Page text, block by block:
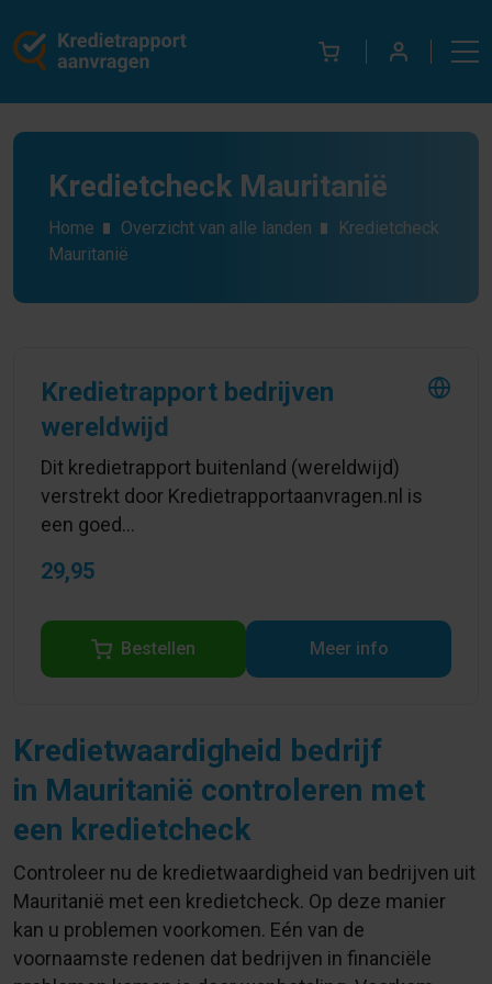
Kredietcheck Mauritanië
Home Overzicht van alle landen
Kredietcheck
Mauritanië
Kredietrapport bedrijven
wereldwijd
Dit kredietrapport buitenland (wereldwijd)
verstrekt door Kredietrapportaanvragen.nl is
een goed...
29,95
Bestellen Meer info
Kredietwaardigheid bedrijf
in Mauritanië controleren met
een kredietcheck
Controleer nu de kredietwaardigheid van bedrijven uit
Mauritanië met een kredietcheck. Op deze manier
kan u problemen voorkomen. Eén van de
voornaamste redenen dat bedrijven in financiële